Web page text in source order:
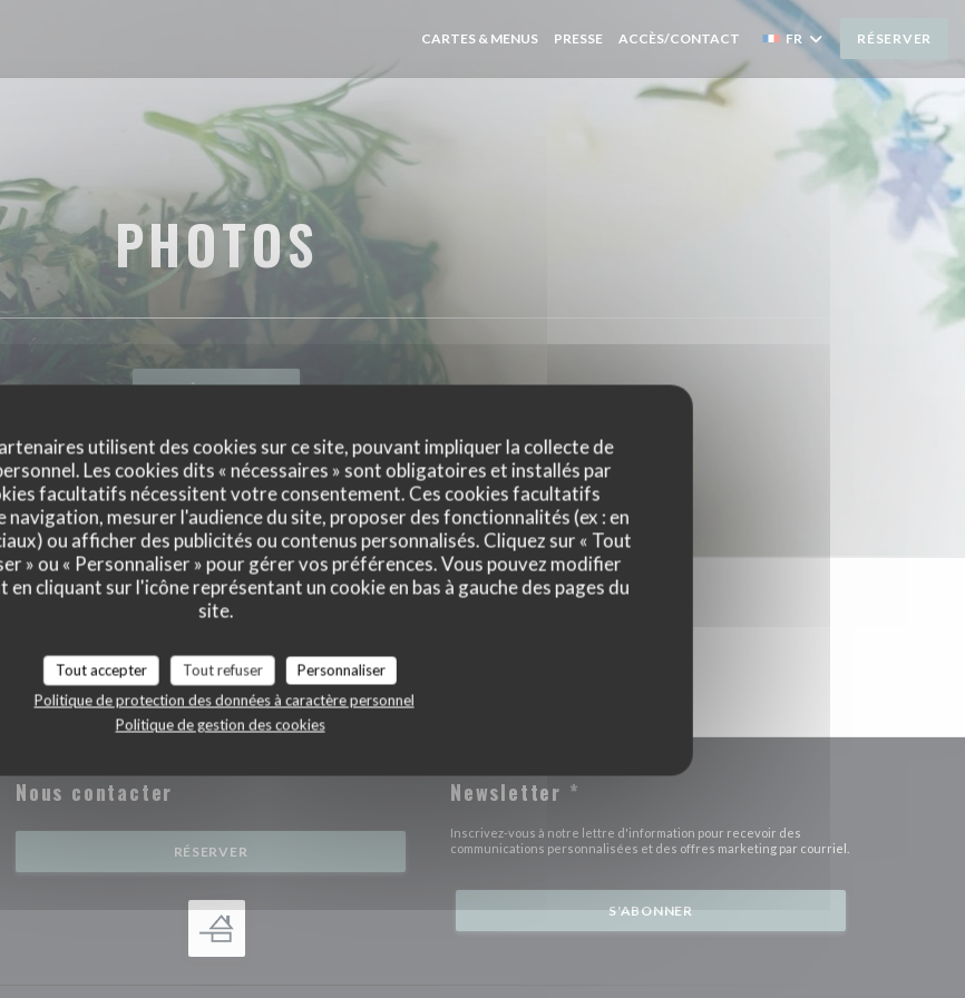
utilisent des cookies sur ce site, pouvant impliquer la collecte de
Les cookies dits « nécessaires » sont obligatoires et installés par
facultatifs nécessitent votre consentement. Ces cookies facultatifs
mesurer l'audience du site, proposer des fonctionnalités (ex : en
ou afficher des publicités ou contenus personnalisés. Cliquez sur « Tout
» ou « Personnaliser » pour gérer vos préférences. Vous pouvez modifier
cliquant sur l'icône représentant un cookie en bas à gauche des pages du
site.
Tout accepter Tout refuser
Personnaliser
Politique de protection des données à caractère personnel
Politique de gestion des cookies
CARTES & MENUS PRESSE ACCÈS/CONTACT FR RÉSERVER
PHOTOS
RÉSERVER
Nous contacter
RÉSERVER
Newsletter *
Inscrivez-vous à notre lettre d'information pour recevoir des
communications personnalisées et des offres marketing par courriel.
S'ABONNER